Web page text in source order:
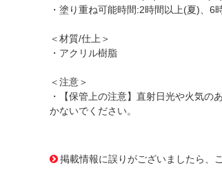
・塗り重ね可能時間:2時間以上(夏)、6
＜材質/仕上＞
・アクリル樹脂
＜注意＞
・【保管上の注意】直射日光や火気
かないでください。
掲載情報に誤りがございましたら、